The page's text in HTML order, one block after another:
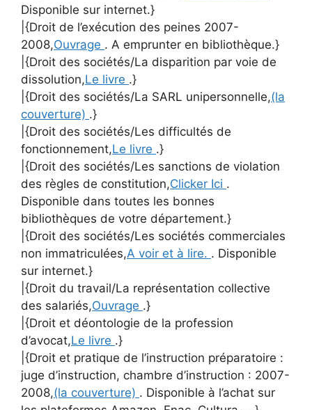
Disponible sur internet.}
|{Droit de l’exécution des peines 2007-
2008,Ouvrage . A emprunter en bibliothèque.}
|{Droit des sociétés/La disparition par voie de
dissolution,Le livre .}
|{Droit des sociétés/La SARL unipersonnelle,(la
couverture) .}
|{Droit des sociétés/Les difficultés de
fonctionnement,Le livre .}
|{Droit des sociétés/Les sanctions de violation
des règles de constitution,Clicker Ici .
Disponible dans toutes les bonnes
bibliothèques de votre département.}
|{Droit des sociétés/Les sociétés commerciales
non immatriculées,A voir et à lire. . Disponible
sur internet.}
|{Droit du travail/La représentation collective
des salariés,Ouvrage .}
|{Droit et déontologie de la profession
d’avocat,Le livre .}
|{Droit et pratique de l’instruction préparatoire :
juge d’instruction, chambre d’instruction : 2007-
2008,(la couverture) . Disponible à l’achat sur